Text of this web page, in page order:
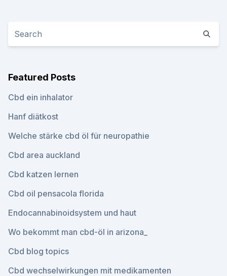
Featured Posts
Cbd ein inhalator
Hanf diätkost
Welche stärke cbd öl für neuropathie
Cbd area auckland
Cbd katzen lernen
Cbd oil pensacola florida
Endocannabinoidsystem und haut
Wo bekommt man cbd-öl in arizona_
Cbd blog topics
Cbd wechselwirkungen mit medikamenten